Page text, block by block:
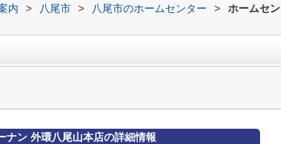
内 > 八尾市 > 八尾市のホームセンター >
ホームセン
ナン 外環八尾山本店の詳細情報